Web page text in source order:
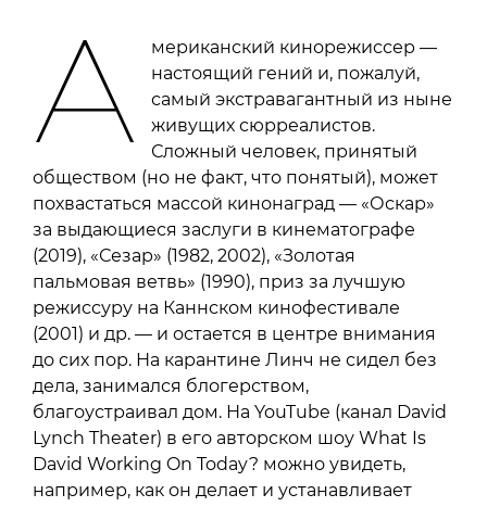
А
мериканский кинорежиссер —
настоящий гений и, пожалуй,
самый экстравагантный из ныне
живущих сюрреалистов.
Сложный человек, принятый
обществом (но не факт, что понятый), может
похвастаться массой кинонаград — «Оскар»
за выдающиеся заслуги в кинематографе
(2019), «Сезар» (1982, 2002), «Золотая
пальмовая ветвь» (1990), приз за лучшую
режиссуру на Каннском кинофестивале
(2001) и др. — и остается в центре внимания
до сих пор. На карантине Линч не сидел без
дела, занимался блогерством,
благоустраивал дом. На YouTube (канал David
Lynch Theater) в его авторском шоу What Is
David Working On Today? можно увидеть,
например, как он делает и устанавливает